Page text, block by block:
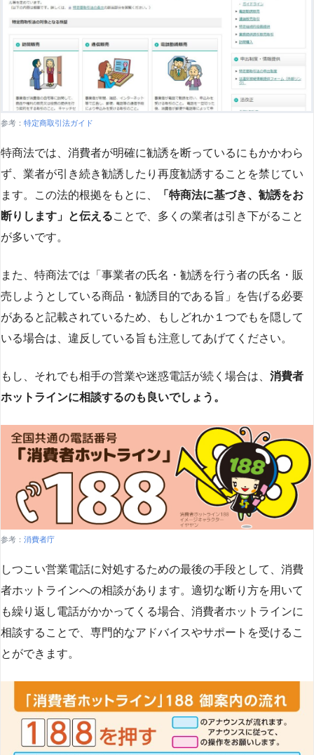
参考： 特定商取引法ガイド
特商法では、消費者が明確に勧誘を断っているにもかかわら
ず、業者が引き続き勧誘したり再度勧誘することを禁じてい
ます。この法的根拠をもとに、
「特商法に基づき、勧誘をお
断りします」と伝えることで、多くの業者は引き下がること
が多いです​​。
また、特商法では「事業者の氏名・勧誘を行う者の氏名・販
売しようとしている商品・勧誘目的である旨」を告げる必要
があると記載されているため、もしどれか１つでもを隠して
いる場合は、違反している旨も注意してあげてください。
もし、それでも相手の営業や迷惑電話が続く場合は、 消費者
ホットラインに相談するのも良いでしょう。
参考： 消費者庁
しつこい営業電話に対処するための最後の手段として、消費
者ホットラインへの相談があります。適切な断り方を用いて
も繰り返し電話がかかってくる場合、消費者ホットラインに
相談することで、専門的なアドバイスやサポートを受けるこ
とができます​​。